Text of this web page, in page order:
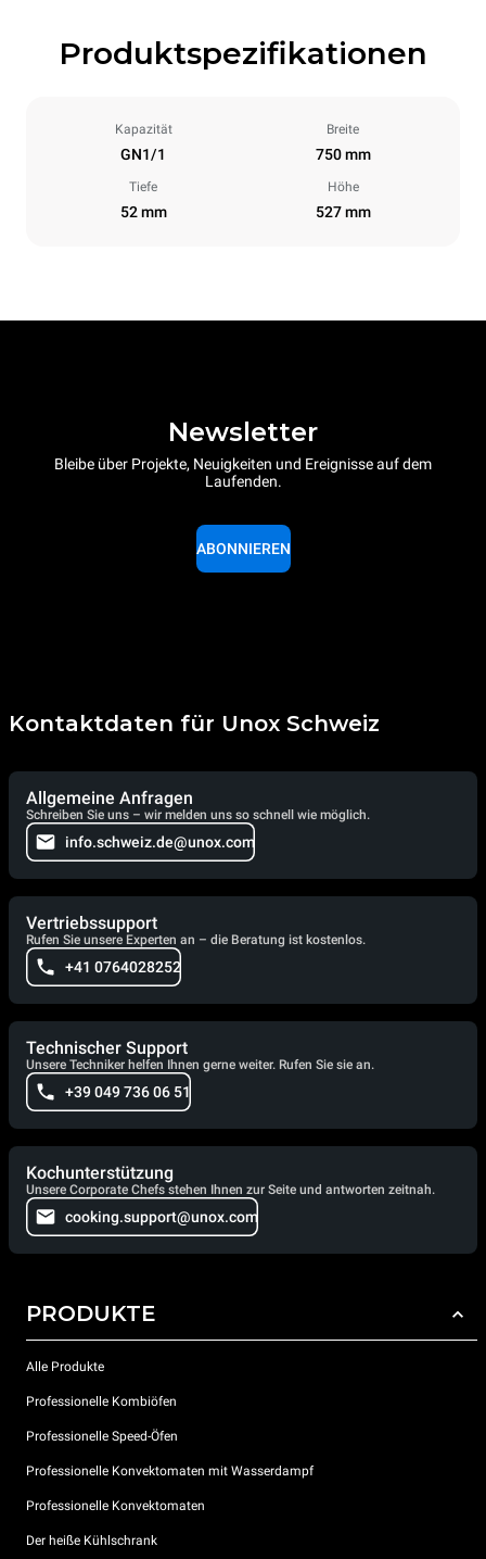
Produktspezifikationen
Kapazität
GN1/1
Breite
750 mm
Tiefe
52 mm
Höhe
527 mm
Newsletter
Bleibe über Projekte, Neuigkeiten und Ereignisse auf dem
Laufenden.
ABONNIEREN
Kontaktdaten für Unox Schweiz
Allgemeine Anfragen
Schreiben Sie uns – wir melden uns so schnell wie möglich.
info.schweiz.de@unox.com
Vertriebssupport
Rufen Sie unsere Experten an – die Beratung ist kostenlos.
+41 0764028252
Technischer Support
Unsere Techniker helfen Ihnen gerne weiter. Rufen Sie sie an.
+39 049 736 06 51
Kochunterstützung
Unsere Corporate Chefs stehen Ihnen zur Seite und antworten zeitnah.
cooking.support@unox.com
PRODUKTE
Alle Produkte
Professionelle Kombiöfen
Professionelle Speed-Öfen
Professionelle Konvektomaten mit Wasserdampf
Professionelle Konvektomaten
Der heiße Kühlschrank